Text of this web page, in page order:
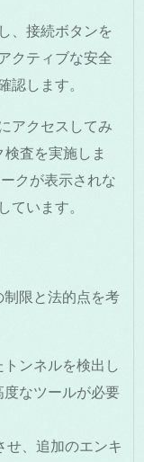
、接続ボタンを
クティブな安全
認します。
アクセスしてみ
査を実施しま
クが表示されな
ています。
限と法的点を考
ンネルを検出し
なツールが必要
せ、追加のエンキ